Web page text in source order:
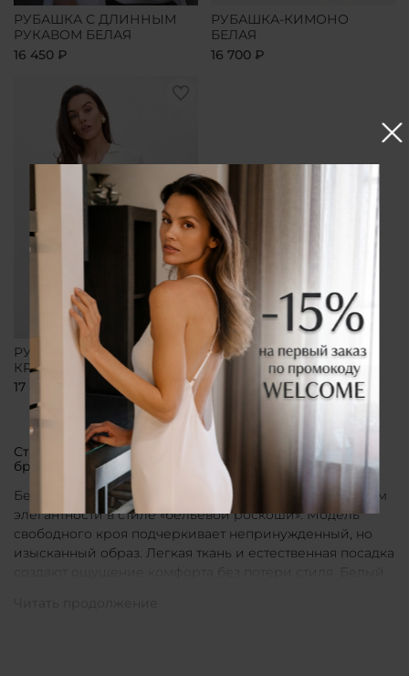
РУБАШКА С ДЛИННЫМ
РУКАВОМ БЕЛАЯ
16 450 ₽
РУБАШКА-КИМОНО
БЕЛАЯ
16 700 ₽
РУБАШКА СВОБОДНОГО
КРОЯ БЕЛАЯ
17 800 ₽
Стильные рубашки в актуальном белом цвете от
бренда CLÓ
Белые рубашки от бренда CLÓ являются воплощением
элегантности в стиле «бельевой роскоши». Модель
свободного кроя подчеркивает непринужденный, но
изысканный образ. Легкая ткань и естественная посадка
создают ощущение комфорта без потери стиля. Белый